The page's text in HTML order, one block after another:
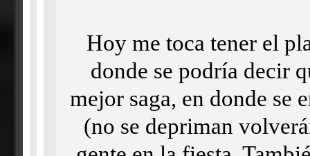
Hoy me toca tener el
donde se podría decir
mejor saga, en donde se
(no se depriman